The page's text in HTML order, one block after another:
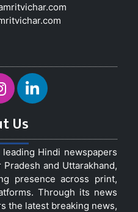
Us
Hindi newspapers
and Uttarakhand,
presence across print,
Through its news
the latest breaking news,